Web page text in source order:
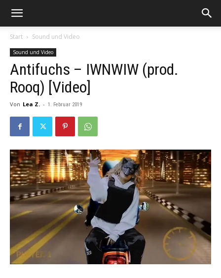
Start Sound und Video
Sound und Video
Antifuchs – IWNWIW (prod.
Rooq) [Video]
Von Lea Z. - 1. Februar 2019